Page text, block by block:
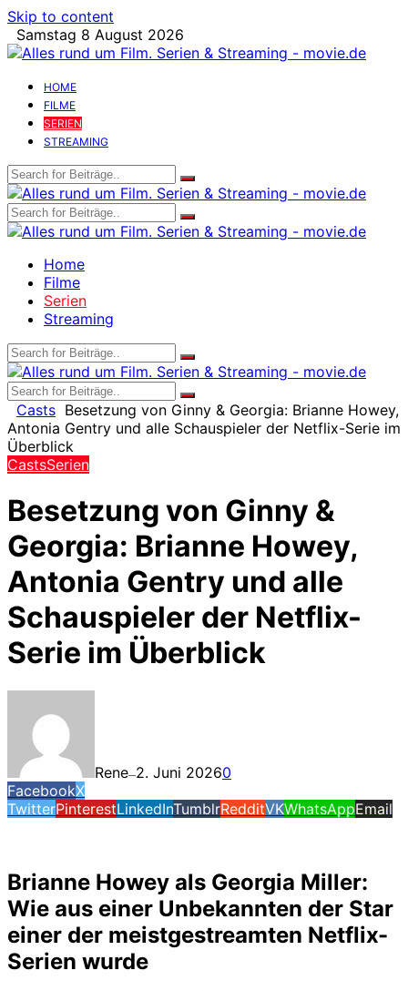
Skip to content
Samstag 8 August 2026
HOME
FILME
SERIEN
STREAMING
Home
Filme
Serien
Streaming
Casts Besetzung von Ginny & Georgia: Brianne Howey,
Antonia Gentry und alle Schauspieler der Netflix-Serie im
Überblick
CastsSerien
Besetzung von Ginny &
Georgia: Brianne Howey,
Antonia Gentry und alle
Schauspieler der Netflix-
Serie im Überblick
Rene—2. Juni 20260
FacebookX
TwitterPinterestLinkedInTumblrRedditVKWhatsAppEmail
Brianne Howey als Georgia Miller:
Wie aus einer Unbekannten der Star
einer der meistgestreamten Netflix-
Serien wurde